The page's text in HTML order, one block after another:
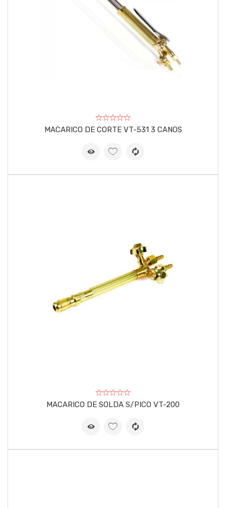
MACARICO DE CORTE VT-531 3 CANOS
MACARICO DE SOLDA S/PICO VT-200